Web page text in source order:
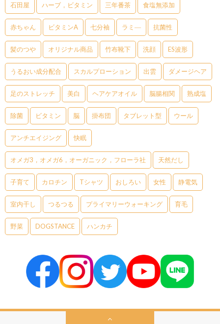
石田屋 ハーブ，ビタミン 三年番茶 食塩無添加
赤ちゃん ビタミンA 七分袖 ラミ― 抗菌性
髪のつや オリジナル商品 竹布靴下 洗顔 ES波形
うるおい成分配合 スカルプローション 出雲 ダメージヘア
足のストレッチ 美白 ヘアケアオイル 脳腸相関 熟成塩
除菌 ビタミン 脳 掛布団 タブレット型 ウール
アンチエイジング 快眠
オメガ3，オメガ6，オーガニック，フローラ社 天然だし
子育て カロチン Tシャツ おしろい 女性 静電気
室内干し つるつる プライマリーウォーキング 育毛
野菜 DOGSTANCE ハンカチ